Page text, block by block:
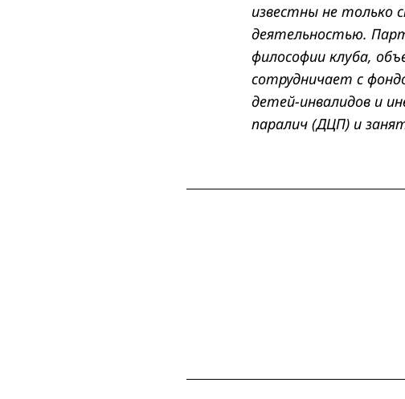
известны не только
деятельностью.
философии клуба,
сотрудничает с
детей-инвалидов и
паралич (ДЦП) и